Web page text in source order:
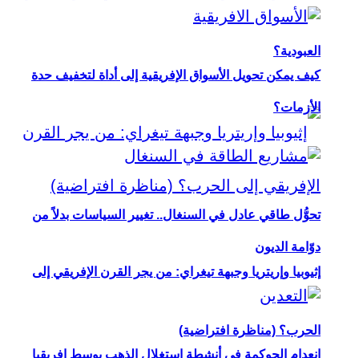
العبودية؟
إثيوبيا وإريتريا وجبهة تيغراي: من يجر القرن الإفريقي إلى
الحرب؟ (مناظرة افتراضية)
كيف يمكن تحويل الأسواق الإفريقية إلى أداة لتخفيف حدة
الأزمات؟
تحوُّل طاقي عادل في السنغال.. تغيير السياسات بدلاً من
دوّامة الديون
انعدام الحوكمة في أنشطة استغلال الذهب بوسط إفريقيا